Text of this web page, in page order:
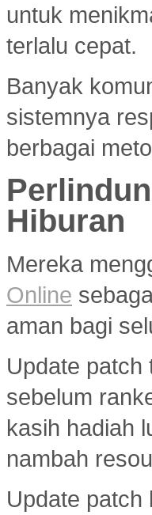
untuk
terlalu cepat.
Banyak
sistemnya
berbagai
Hiburan
Mereka
Online
aman bagi
Update patch
sebelum
kasih hadiah
nambah
Update patch